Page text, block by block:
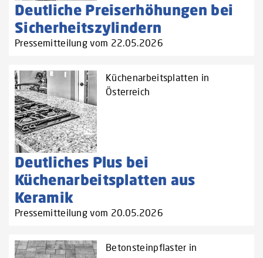
Deutliche Preiserhöhungen bei
Sicherheitszylindern
Pressemitteilung vom 22.05.2026
Küchenarbeitsplatten in
Österreich
Deutliches Plus bei
Küchenarbeitsplatten aus
Keramik
Pressemitteilung vom 20.05.2026
Betonsteinpflaster in